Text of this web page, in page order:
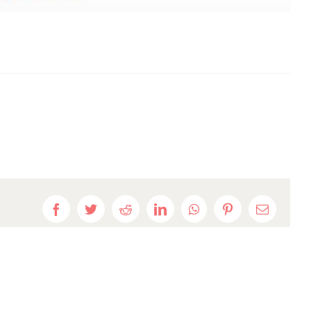
FacebookTwitterRedditLinkedInWhatsAppPinterest
E-